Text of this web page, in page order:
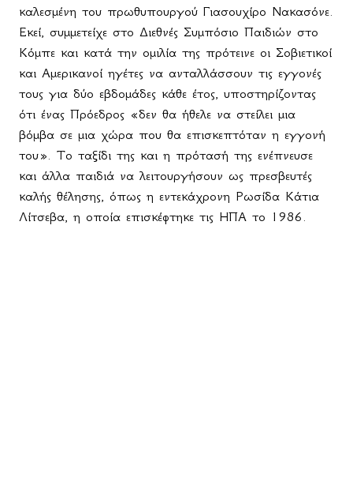
καλεσμένη του πρωθυπουργού Γιασουχίρο Νακασόνε.
Εκεί, συμμετείχε στο Διεθνές Συμπόσιο Παιδιών στο
Κόμπε και κατά την ομιλία της πρότεινε οι Σοβιετικοί
και Αμερικανοί ηγέτες να ανταλλάσσουν τις εγγονές
τους για δύο εβδομάδες κάθε έτος, υποστηρίζοντας
ότι ένας Πρόεδρος «δεν θα ήθελε να στείλει μια
βόμβα σε μια χώρα που θα επισκεπτόταν η εγγονή
του». Το ταξίδι της και η πρότασή της ενέπνευσε
και άλλα παιδιά να λειτουργήσουν ως πρεσβευτές
καλής θέλησης, όπως η εντεκάχρονη Ρωσίδα Κάτια
Λίτσεβα, η οποία επισκέφτηκε τις ΗΠΑ το 1986.